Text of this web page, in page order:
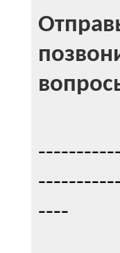
----